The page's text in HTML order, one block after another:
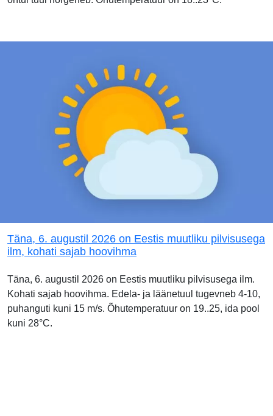
Täna, 6. augustil 2026 on Eestis muutliku pilvisusega
ilm, kohati sajab hoovihma
Täna, 6. augustil 2026 on Eestis muutliku pilvisusega ilm.
Kohati sajab hoovihma. Edela- ja läänetuul tugevneb 4-10,
puhanguti kuni 15 m/s. Õhutemperatuur on 19..25, ida pool
kuni 28°C.